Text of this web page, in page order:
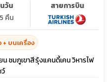
วัน
คืน
สายการบิน
+ บนเครื่อง
ชมภูเขาสีรุ้งแคนดี้เคน วิหารไฟ